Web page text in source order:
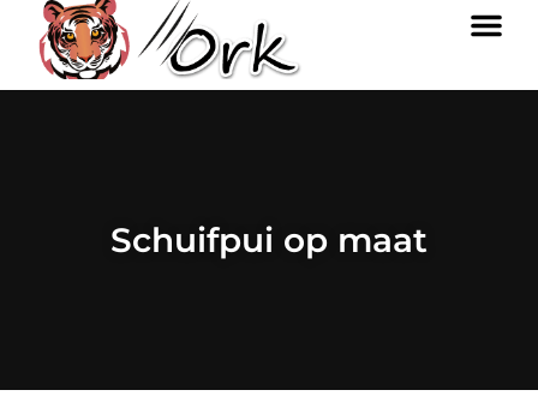
Schuifpui op maat